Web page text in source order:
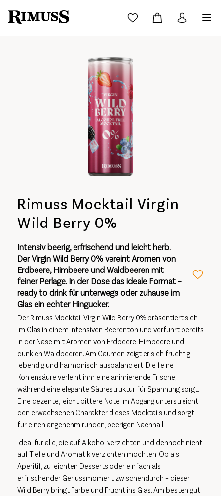
Rimuss Mocktail Virgin
Wild Berry 0%
Intensiv beerig, erfrischend und leicht herb.
Der Virgin Wild Berry 0% vereint Aromen von
Erdbeere, Himbeere und Waldbeeren mit
feiner Perlage. In der Dose das ideale Format –
ready to drink für unterwegs oder zuhause im
Glas ein echter Hingucker.
Der Rimuss Mocktail Virgin Wild Berry 0% präsentiert sich
im Glas in einem intensiven Beerenton und verführt bereits
in der Nase mit Aromen von Erdbeere, Himbeere und
dunklen Waldbeeren. Am Gaumen zeigt er sich fruchtig,
lebendig und harmonisch ausbalanciert. Die feine
Kohlensäure verleiht ihm eine animierende Frische,
während eine elegante Säurestruktur für Spannung sorgt.
Eine dezente, leicht bittere Note im Abgang unterstreicht
den erwachsenen Charakter dieses Mocktails und sorgt
für einen angenehm runden, beerigen Nachhall.
Ideal für alle, die auf Alkohol verzichten und dennoch nicht
auf Tiefe und Aromatik verzichten möchten. Ob als
Aperitif, zu leichten Desserts oder einfach als
erfrischender Genussmoment zwischendurch – dieser
Wild Berry bringt Farbe und Frucht ins Glas. Am besten gut